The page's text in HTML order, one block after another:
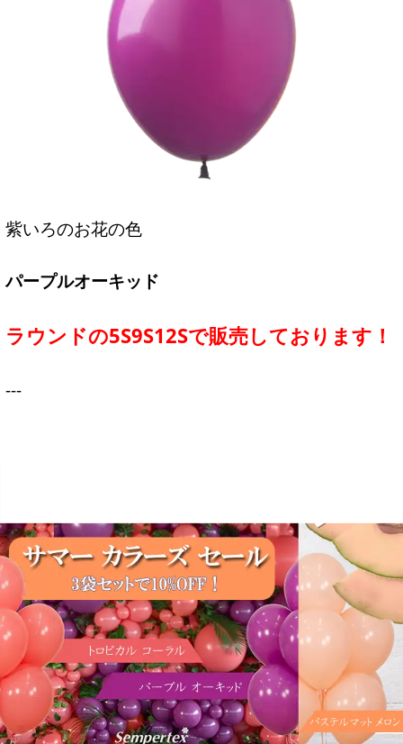
紫いろのお花の色
パープルオーキッド
ラウンドの5S9S12Sで販売しております！
---